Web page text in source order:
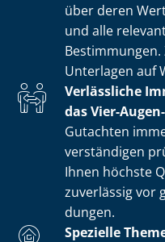
über deren
und alle
Unterlagen auf
Verlässliche
das Vier-
Gutachten
ver­stän­di­gen
Ihnen höchste
zuverlässig vor
dun­gen.
Spezielle